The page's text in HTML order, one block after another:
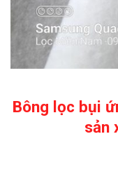
Bông lọc bụi
sản